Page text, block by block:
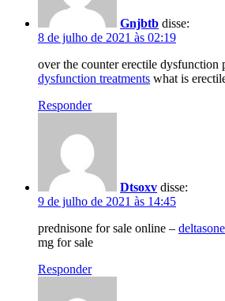
Gnjbtb disse:
8 de julho de 2021 às 02:19
over the counter erectile dysfunction
dysfunction treatments what is
Responder
Dtsoxv disse:
9 de julho de 2021 às 14:45
prednisone for sale online –
mg for sale
Responder